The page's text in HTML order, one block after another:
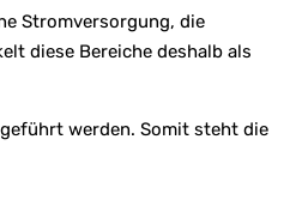
Stromversorgung, die
diese Bereiche deshalb als
werden. Somit steht die